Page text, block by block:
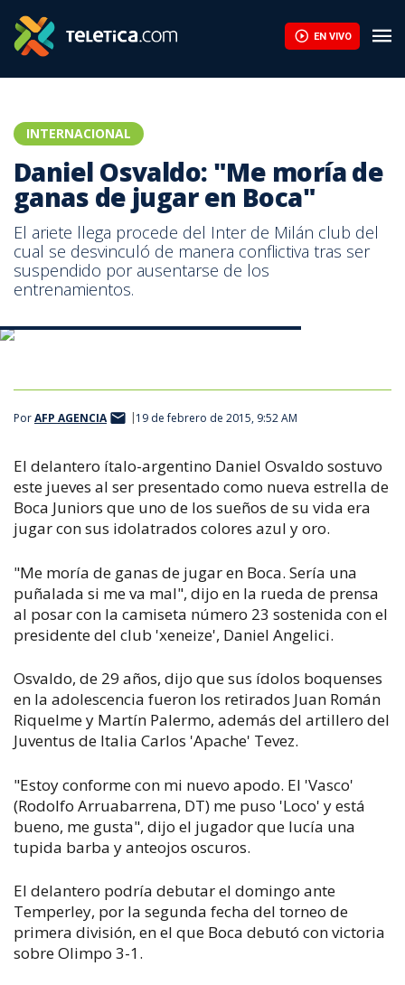
EN VIVO
INTERNACIONAL
Daniel Osvaldo: "Me moría de
ganas de jugar en Boca"
El ariete llega procede del Inter de Milán club del
cual se desvinculó de manera conflictiva tras ser
suspendido por ausentarse de los
entrenamientos.
PorAFP AGENCIA 19 de febrero de 2015, 9:52 AM
El delantero ítalo-argentino Daniel Osvaldo sostuvo
este jueves al ser presentado como nueva estrella de
Boca Juniors que uno de los sueños de su vida era
jugar con sus idolatrados colores azul y oro.
"Me moría de ganas de jugar en Boca. Sería una
puñalada si me va mal", dijo en la rueda de prensa
al posar con la camiseta número 23 sostenida con el
presidente del club 'xeneize', Daniel Angelici.
Osvaldo, de 29 años, dijo que sus ídolos boquenses
en la adolescencia fueron los retirados Juan Román
Riquelme y Martín Palermo, además del artillero del
Juventus de Italia Carlos 'Apache' Tevez.
"Estoy conforme con mi nuevo apodo. El 'Vasco'
(Rodolfo Arruabarrena, DT) me puso 'Loco' y está
bueno, me gusta", dijo el jugador que lucía una
tupida barba y anteojos oscuros.
El delantero podría debutar el domingo ante
Temperley, por la segunda fecha del torneo de
primera división, en el que Boca debutó con victoria
sobre Olimpo 3-1.